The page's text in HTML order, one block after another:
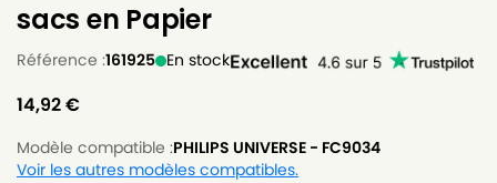
sacs en Papier
Référence :161925 En stock
14,92€
Modèle compatible :PHILIPS UNIVERSE - FC9034
Voir les autres modèles compatibles.